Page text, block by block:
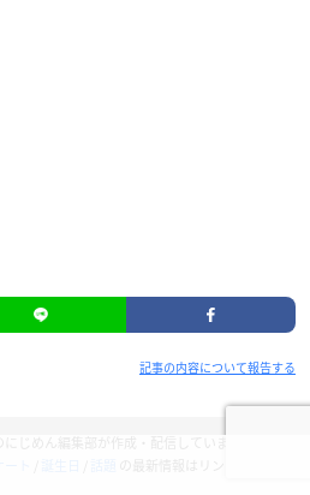
記事の内容について報告する
のにじめん編集部が作成・配信しています。